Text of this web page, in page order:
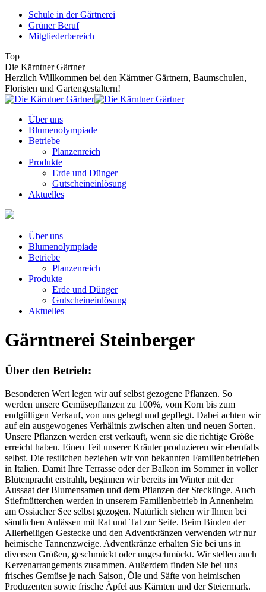
Zum
Inhalt
springen
Schule in der Gärtnerei
Grüner Beruf
Mitgliederbereich
Top
Die Kärntner Gärtner
Herzlich Willkommen bei den Kärntner Gärtnern, Baumschulen,
Floristen und Gartengestaltern!
Über uns
Blumenolympiade
Betriebe
Planzenreich
Produkte
Erde und Dünger
Gutscheineinlösung
Aktuelles
Über uns
Blumenolympiade
Betriebe
Planzenreich
Produkte
Erde und Dünger
Gutscheineinlösung
Aktuelles
Gärntnerei Steinberger
Über den Betrieb:
Besonderen Wert legen wir auf selbst gezogene Pflanzen. So
werden unsere Gemüsepflanzen zu 100%, vom Korn bis zum
endgültigen Verkauf, von uns gehegt und gepflegt. Dabei achten wir
auf ein ausgewogenes Verhältnis zwischen alten und neuen Sorten.
Unsere Pflanzen werden erst verkauft, wenn sie die richtige Größe
erreicht haben. Einen Teil unserer Kräuter produzieren wir ebenfalls
selbst. Die restlichen beziehen wir von bekannten Familienbetrieben
in Italien. Damit Ihre Terrasse oder der Balkon im Sommer in voller
Blütenpracht erstrahlt, beginnen wir bereits im Winter mit der
Aussaat der Blumensamen und dem Pflanzen der Stecklinge. Auch
Stiefmütterchen werden in unserem Familienbetrieb in Annenheim
am Ossiacher See selbst gezogen. Natürlich stehen wir Ihnen bei
sämtlichen Anlässen mit Rat und Tat zur Seite. Beim Binden der
Allerheiligen Gestecke und den Adventkränzen verwenden wir nur
heimische Tannenzweige. Adventkränze erhalten Sie bei uns in
diversen Größen, geschmückt oder ungeschmückt. Wir stellen auch
Kerzenarrangements zusammen. Außerdem finden Sie bei uns
frisches Gemüse je nach Saison, Öle und Säfte von heimischen
Produzenten sowie frische Äpfel aus Kärnten und der Steiermark.